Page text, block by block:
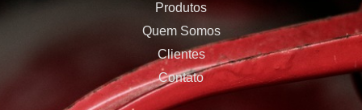
Produtos
Quem Somos
Clientes
Contato